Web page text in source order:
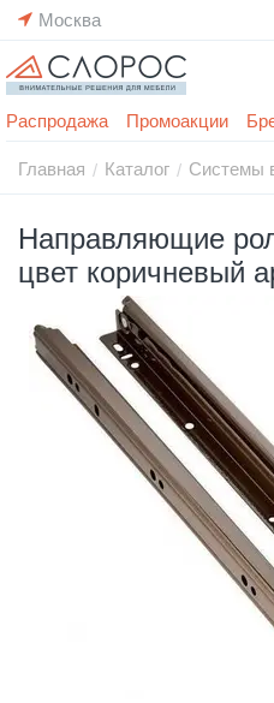
Москва
Распродажа Промоакции
Главная / Каталог / Системы
Направляющие
цвет коричневый